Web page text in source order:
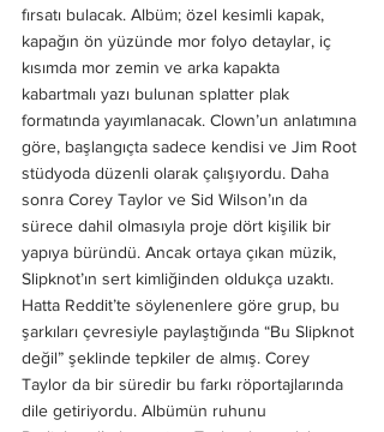
fırsatı bulacak. Albüm; özel kesimli kapak,
kapağın ön yüzünde mor folyo detaylar, iç
kısımda mor zemin ve arka kapakta
kabartmalı yazı bulunan splatter plak
formatında yayımlanacak. Clown’un anlatımına
göre, başlangıçta sadece kendisi ve Jim Root
stüdyoda düzenli olarak çalışıyordu. Daha
sonra Corey Taylor ve Sid Wilson’ın da
sürece dahil olmasıyla proje dört kişilik bir
yapıya büründü. Ancak ortaya çıkan müzik,
Slipknot’ın sert kimliğinden oldukça uzaktı.
Hatta Reddit’te söylenenlere göre grup, bu
şarkıları çevresiyle paylaştığında “Bu Slipknot
değil” şeklinde tepkiler de almış. Corey
Taylor da bir süredir bu farkı röportajlarında
dile getiriyordu. Albümün ruhunu